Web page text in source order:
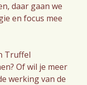
daar gaan we
en focus mee
Truffel
Of wil je meer
werking van de